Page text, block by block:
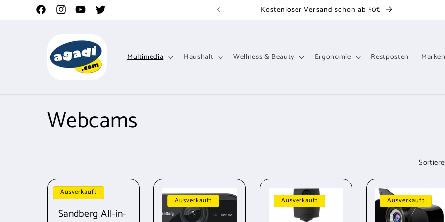
FacebookInstagramYouTubeTwitter Kostenloser Versand schon ab 50€
Multimedia Haushalt Wellness & Beauty Ergonomie Restposten Marken
K
t
e
Webcams
Sandberg All-in-
Ausverkauft
Ausverkauft Ausverkauft Ausverkauft